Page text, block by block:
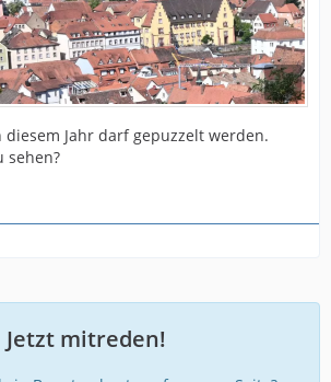
Jahr darf gepuzzelt werden.
sehen?
Jetzt mitreden!